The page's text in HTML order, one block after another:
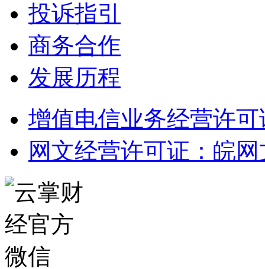
投诉指引
商务合作
发展历程
增值电信业务经营许可
网文经营许可证：皖